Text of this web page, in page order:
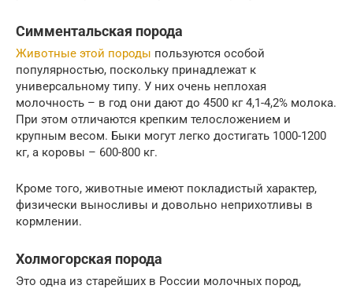
Симментальская порода
Животные этой породы пользуются особой
популярностью, поскольку принадлежат к
универсальному типу. У них очень неплохая
молочность – в год они дают до 4500 кг 4,1-4,2% молока.
При этом отличаются крепким телосложением и
крупным весом. Быки могут легко достигать 1000-1200
кг, а коровы – 600-800 кг.
Кроме того, животные имеют покладистый характер,
физически выносливы и довольно неприхотливы в
кормлении.
Холмогорская порода
Это одна из старейших в России молочных пород,